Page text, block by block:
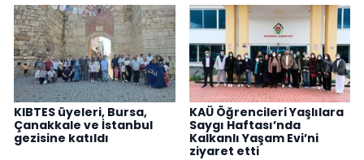
KIBTES üyeleri, Bursa,
Çanakkale ve İstanbul
gezisine katıldı
KAÜ Öğrencileri Yaşlılara
Saygı Haftası’nda
Kalkanlı Yaşam Evi’ni
ziyaret etti